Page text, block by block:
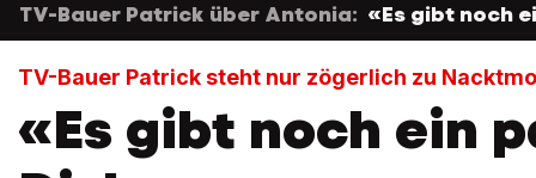
TV-Bauer Patrick über Antonia: «Es gibt noch
TV-Bauer Patrick steht nur zögerlich zu
«Es gibt noch ein